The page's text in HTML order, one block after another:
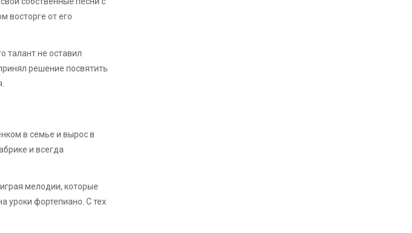
восторге от его
талант не оставил
решение посвятить
в семье и вырос в
и всегда
мелодии, которые
уроки фортепиано. С тех